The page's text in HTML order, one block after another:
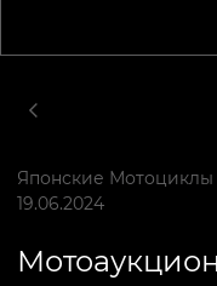
Японские Мотоциклы
19.06.2024